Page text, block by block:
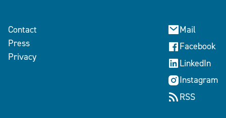
Contact
Press
Privacy
Mail
Facebook
LinkedIn
Instagram
RSS